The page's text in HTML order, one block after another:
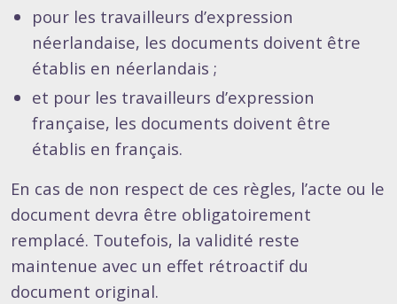
pour les travailleurs d’expression
néerlandaise, les documents doivent être
établis en néerlandais ;
et pour les travailleurs d’expression
française, les documents doivent être
établis en français.
En cas de non respect de ces règles, l’acte ou le
document devra être obligatoirement
remplacé. Toutefois, la validité reste
maintenue avec un effet rétroactif du
document original.